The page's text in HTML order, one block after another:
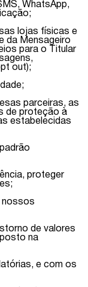
WhatsApp,
lojas físicas e
da Mensageiro
para o Titular
out);
parceiras, as
de proteção à
estabelecidas
proteger
nossos
de valores
na
e com os